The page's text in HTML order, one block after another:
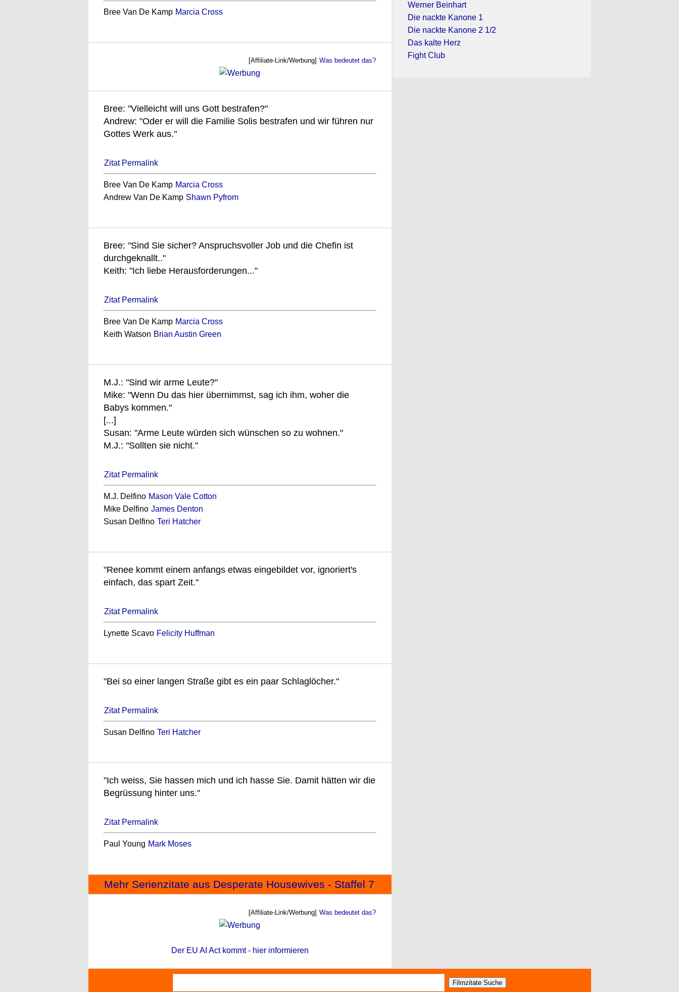
Bree Van De Kamp Marcia Cross
[Affiliate-Link/Werbung] Was bedeutet das?
Bree: "Vielleicht will uns Gott bestrafen?"
Andrew: "Oder er will die Familie Solis bestrafen und wir führen nur
Gottes Werk aus."
Zitat Permalink
Bree Van De Kamp Marcia Cross
Andrew Van De Kamp Shawn Pyfrom
Bree: "Sind Sie sicher? Anspruchsvoller Job und die Chefin ist
durchgeknallt.."
Keith: "Ich liebe Herausforderungen..."
Zitat Permalink
Bree Van De Kamp Marcia Cross
Keith Watson Brian Austin Green
M.J.: "Sind wir arme Leute?"
Mike: "Wenn Du das hier übernimmst, sag ich ihm, woher die
Babys kommen."
[...]
Susan: "Arme Leute würden sich wünschen so zu wohnen."
M.J.: "Sollten sie nicht."
Zitat Permalink
M.J. Delfino Mason Vale Cotton
Mike Delfino James Denton
Susan Delfino Teri Hatcher
"Renee kommt einem anfangs etwas eingebildet vor, ignoriert's
einfach, das spart Zeit."
Zitat Permalink
Lynette Scavo Felicity Huffman
"Bei so einer langen Straße gibt es ein paar Schlaglöcher."
Zitat Permalink
Susan Delfino Teri Hatcher
"Ich weiss, Sie hassen mich und ich hasse Sie. Damit hätten wir die
Begrüssung hinter uns."
Zitat Permalink
Paul Young Mark Moses
Mehr Serienzitate aus Desperate Housewives - Staffel 7
[Affiliate-Link/Werbung] Was bedeutet das?
Der EU AI Act kommt - hier informieren
Werner Beinhart
Die nackte Kanone 1
Die nackte Kanone 2 1/2
Das kalte Herz
Fight Club